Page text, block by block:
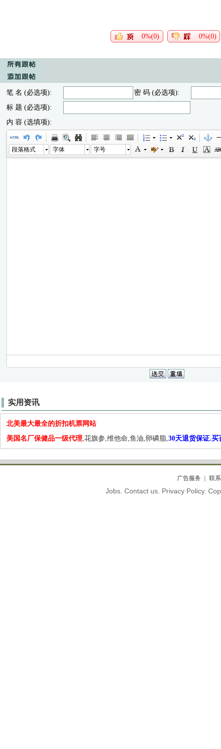
0%(0) 0%(0)
笔 名 (必选项):
密 码 (必选项):
标 题 (必选项):
内 容 (选填项):
段落格式 字体 字号
实用资讯
北美最大最全的折扣机票网站
美国名厂保健品一级代理,花旗参,维他命,鱼油,卵磷脂,30天退货保证.买
广告服务 联
Jobs. Contact us. Privacy Policy.